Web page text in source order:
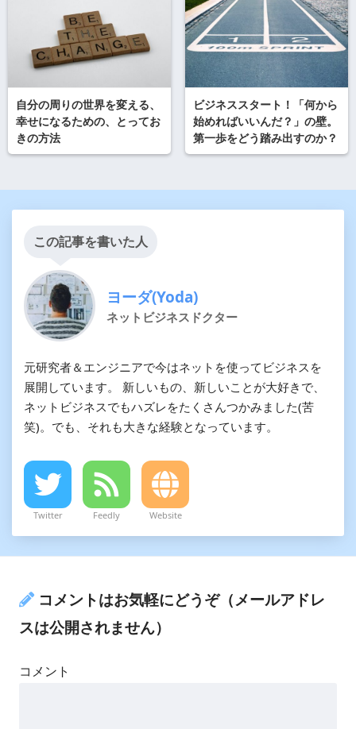
自分の周りの世界を変える、
幸せになるための、とってお
きの方法
ビジネススタート！「何から
始めればいいんだ？」の壁。
第一歩をどう踏み出すのか？
この記事を書いた人
ヨーダ(Yoda)
ネットビジネスドクター
元研究者＆エンジニアで今はネットを使ってビジネスを
展開しています。 新しいもの、新しいことが大好きで、
ネットビジネスでもハズレをたくさんつかみました(苦
笑)。でも、それも大きな経験となっています。
Twitter Feedly Website
コメントはお気軽にどうぞ（メールアドレ
スは公開されません）
コメント